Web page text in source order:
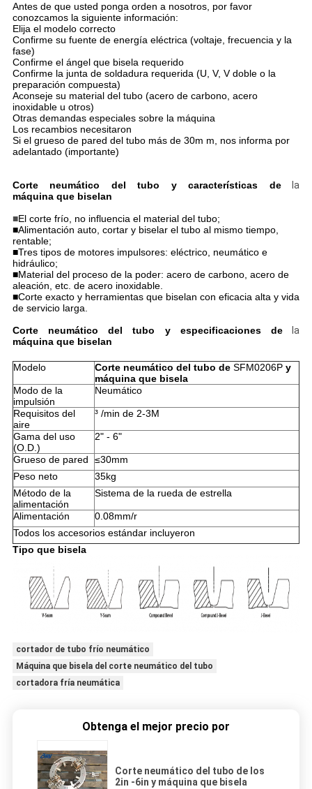
Antes de que usted ponga orden a nosotros, por favor
conozcamos la siguiente información:
Elija el modelo correcto
Confirme su fuente de energía eléctrica (voltaje, frecuencia y la
fase)
Confirme el ángel que bisela requerido
Confirme la junta de soldadura requerida (U, V, V doble o la
preparación compuesta)
Aconseje su material del tubo (acero de carbono, acero
inoxidable u otros)
Otras demandas especiales sobre la máquina
Los recambios necesitaron
Si el grueso de pared del tubo más de 30m m, nos informa por
adelantado (importante)
Corte neumático del tubo y características dela
máquina que biselan
■El corte frío, no influencia el material del tubo;
■Alimentación auto, cortar y biselar el tubo al mismo tiempo,
rentable;
■Tres tipos de motores impulsores: eléctrico, neumático e
hidráulico;
■Material del proceso de la poder: acero de carbono, acero de
aleación, etc. de acero inoxidable.
■Corte exacto y herramientas que biselan con eficacia alta y vida
de servicio larga.
Corte neumático del tubo y
especificaciones dela
máquina que biselan
Modelo Corte neumático del tubo deSFM0206P y
máquina que bisela
Modo de la
impulsión
Neumático
Requisitos del
aire
³ /min de 2-3M
Gama del uso
(O.D.)
2" - 6"
Grueso de pared
≤30mm
Peso neto
35kg
Método de la
alimentación
Sistema de la rueda de estrella
Alimentación
0.08mm/r
Todos los accesorios estándar incluyeron
Tipo que bisela
cortador de tubo frío neumático
Máquina que bisela del corte neumático del tubo
cortadora fría neumática
Obtenga el mejor precio por
Corte neumático del tubo de los
2in -6in y máquina que bisela